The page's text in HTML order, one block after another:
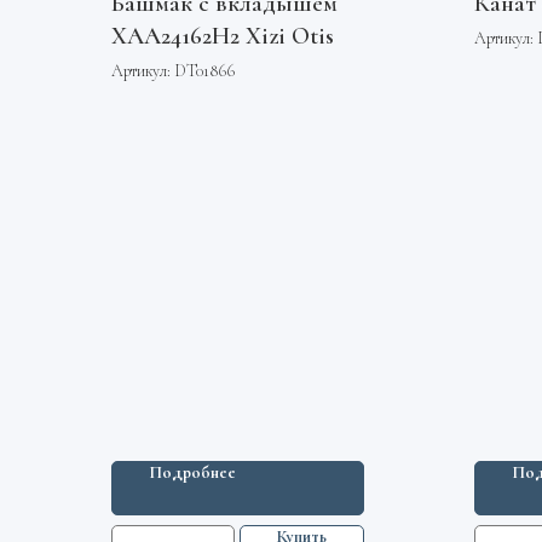
XAA24162H2 Xizi Otis
Артикул: DT01866
Подробнее
Купить
Артикул: